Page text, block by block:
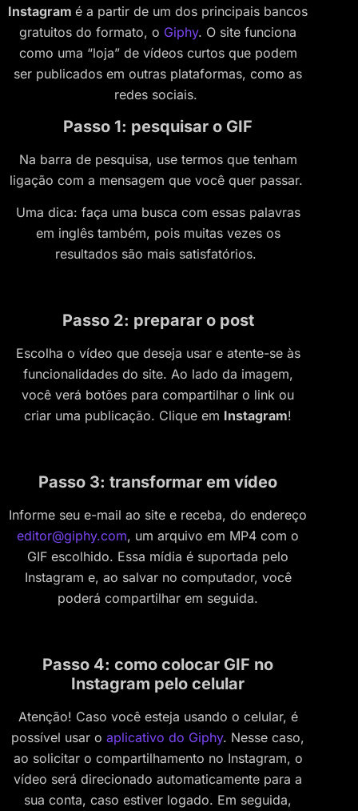
Instagram é a partir de um dos principais bancos
gratuitos do formato, o Giphy. O site funciona
como uma “loja” de vídeos curtos que podem
ser publicados em outras plataformas, como as
redes sociais.
Passo 1: pesquisar o GIF
Na barra de pesquisa, use termos que tenham
ligação com a mensagem que você quer passar.
Uma dica: faça uma busca com essas palavras
em inglês também, pois muitas vezes os
resultados são mais satisfatórios.
Passo 2: preparar o post
Escolha o vídeo que deseja usar e atente-se às
funcionalidades do site. Ao lado da imagem,
você verá botões para compartilhar o link ou
criar uma publicação. Clique em Instagram!
Passo 3: transformar em vídeo
Informe seu e-mail ao site e receba, do endereço
editor@giphy.com, um arquivo em MP4 com o
GIF escolhido. Essa mídia é suportada pelo
Instagram e, ao salvar no computador, você
poderá compartilhar em seguida.
Passo 4: como colocar GIF no
Instagram pelo celular
Atenção! Caso você esteja usando o celular, é
possível usar o aplicativo do Giphy. Nesse caso,
ao solicitar o compartilhamento no Instagram, o
vídeo será direcionado automaticamente para a
sua conta, caso estiver logado. Em seguida,